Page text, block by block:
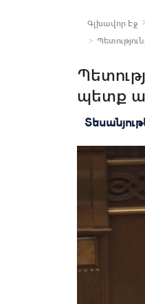
Գլխավոր Էջ
պետք ա,